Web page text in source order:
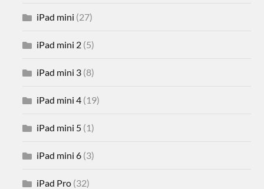
iPad mini (27)
iPad mini 2 (5)
iPad mini 3 (8)
iPad mini 4 (19)
iPad mini 5 (1)
iPad mini 6 (3)
iPad Pro (32)